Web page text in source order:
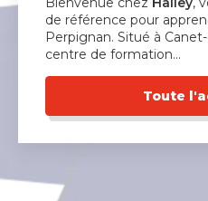
de référence pour
Perpignan. Situé à
centre de formation…
Toute